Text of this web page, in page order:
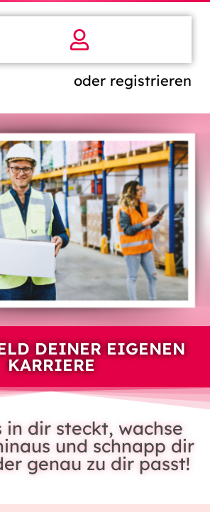
oder registrieren
DEINER EIGENEN
KARRIERE
in dir steckt, wachse
und schnapp dir
genau zu dir passt!